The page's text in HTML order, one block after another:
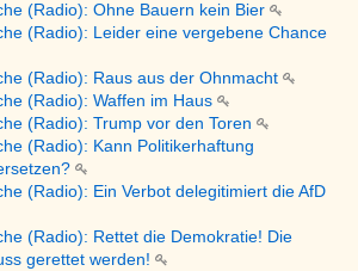
(Radio): Ohne Bauern kein Bier
(Radio): Leider eine vergebene Chance
(Radio): Raus aus der Ohnmacht
(Radio): Waffen im Haus
(Radio): Trump vor den Toren
(Radio): Kann Politikerhaftung
(Radio): Ein Verbot delegitimiert die AfD
(Radio): Rettet die Demokratie! Die
gerettet werden!